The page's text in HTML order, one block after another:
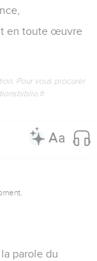
en toute œuvre
Pour vous procurer
parole du